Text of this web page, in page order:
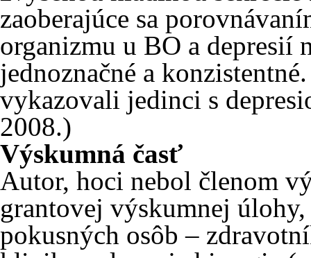
zaoberajúce sa
organizmu u BO a depresií
jednoznačné a
vykazovali jedinci s
2008.)
Výskumná časť
Autor, hoci nebol členom
grantovej výskumnej
pokusných osôb –